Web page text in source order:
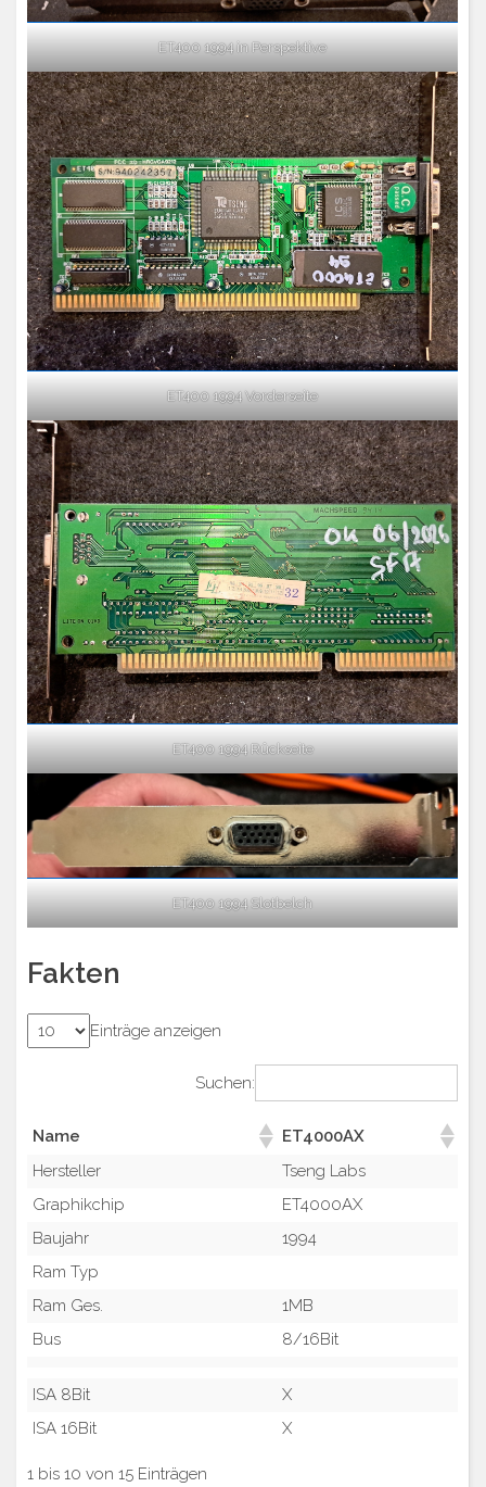
ET400 1994 in Perspektive
ET400 1994 Vorderseite
ET400 1994 Rückseite
ET400 1994 Slotbelch
Fakten
Einträge anzeigen
Suchen:
Name
ET4000AX
Hersteller
Tseng Labs
Graphikchip
ET4000AX
Baujahr
1994
Ram Typ
Ram Ges.
1MB
Bus
8/16Bit
ISA 8Bit
X
ISA 16Bit
X
1 bis 10 von 15 Einträgen